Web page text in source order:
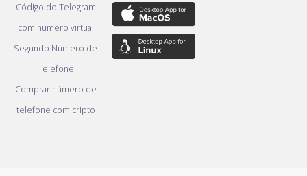
Código do Telegram
com número virtual
Segundo Número de
Telefone
Comprar número de
telefone com cripto